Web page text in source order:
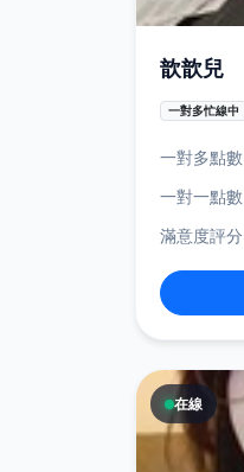
歆歆兒
一對多忙線中
一對多點數
一對一點數
滿意度評分
在線